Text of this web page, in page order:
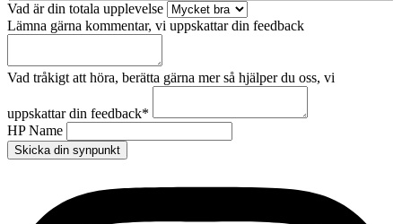
Vad är din totala upplevelse
Lämna gärna kommentar, vi uppskattar din feedback
Vad tråkigt att höra, berätta gärna mer så hjälper du oss, vi
uppskattar din feedback*
HP Name
Skicka din synpunkt